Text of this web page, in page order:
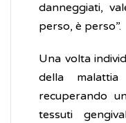
danneggiati,
perso, è perso”.
Una volta
della
recuperando
tessuti